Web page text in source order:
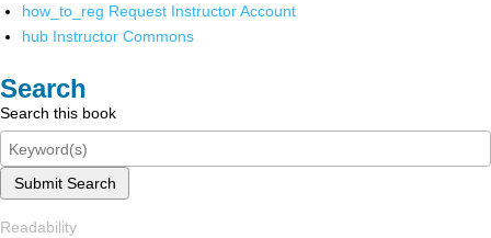
how_to_reg Request Instructor Account
hub Instructor Commons
Search
Search this book
Submit Search
Readability